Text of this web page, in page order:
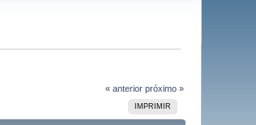
« anterior próximo »
IMPRIMIR